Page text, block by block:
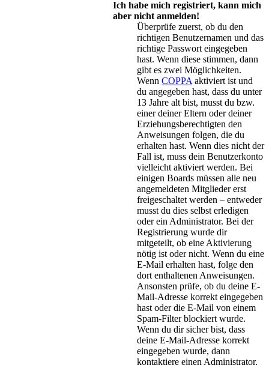
Ich habe mich registriert, kann mich
aber nicht anmelden!
Überprüfe zuerst, ob du den
richtigen Benutzernamen und das
richtige Passwort eingegeben
hast. Wenn diese stimmen, dann
gibt es zwei Möglichkeiten.
Wenn COPPA aktiviert ist und
du angegeben hast, dass du unter
13 Jahre alt bist, musst du bzw.
einer deiner Eltern oder deiner
Erziehungsberechtigten den
Anweisungen folgen, die du
erhalten hast. Wenn dies nicht der
Fall ist, muss dein Benutzerkonto
vielleicht aktiviert werden. Bei
einigen Boards müssen alle neu
angemeldeten Mitglieder erst
freigeschaltet werden – entweder
musst du dies selbst erledigen
oder ein Administrator. Bei der
Registrierung wurde dir
mitgeteilt, ob eine Aktivierung
nötig ist oder nicht. Wenn du eine
E-Mail erhalten hast, folge den
dort enthaltenen Anweisungen.
Ansonsten prüfe, ob du deine E-
Mail-Adresse korrekt eingegeben
hast oder die E-Mail von einem
Spam-Filter blockiert wurde.
Wenn du dir sicher bist, dass
deine E-Mail-Adresse korrekt
eingegeben wurde, dann
kontaktiere einen Administrator.